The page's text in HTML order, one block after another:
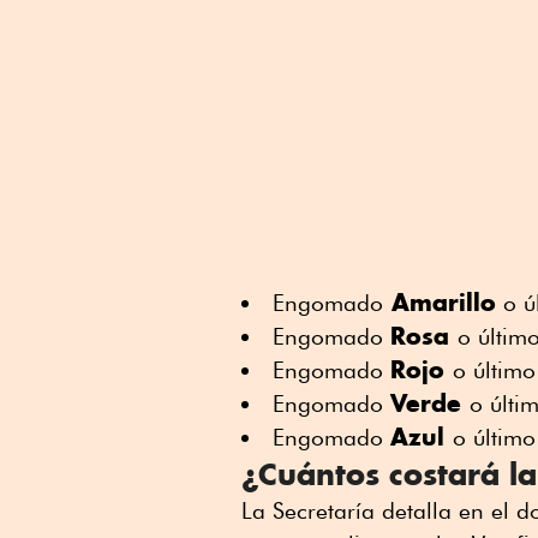
Engomado Amarillo o
Engomado Rosa o
Engomado Rojo o
EngomadoVerde o
Engomado Azul o
¿Cuántos costará
La Secretaría detalla en el